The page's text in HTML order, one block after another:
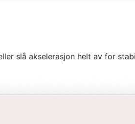
slå akselerasjon helt av for